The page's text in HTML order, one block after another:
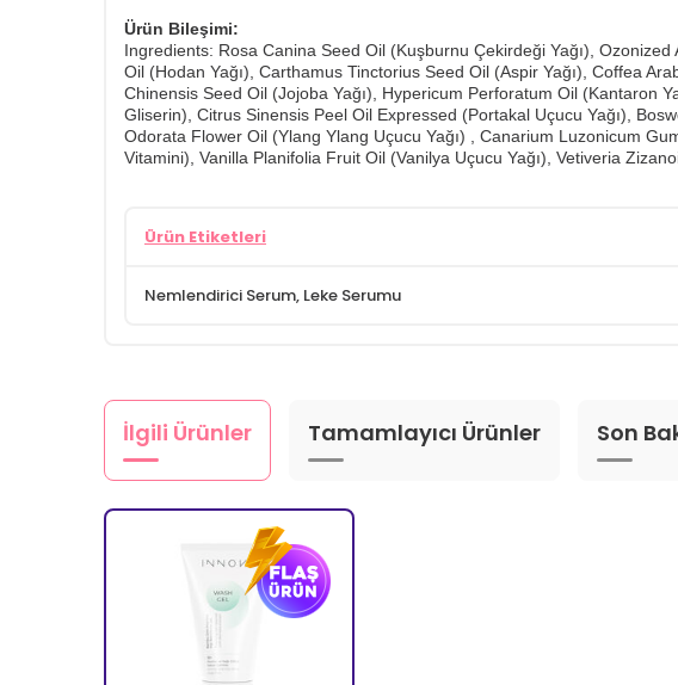
Ürün Bileşimi:
Ingredients: Rosa Canina Seed Oil (Kuşburnu Çekirdeği Yağı),
Oil (Hodan Yağı), Carthamus Tinctorius Seed Oil (Aspir Yağı), Coffea
Chinensis Seed Oil (Jojoba Yağı), Hypericum Perforatum Oil (Kantaron
Gliserin), Citrus Sinensis Peel Oil Expressed (Portakal Uçucu Yağı),
Odorata Flower Oil (Ylang Ylang Uçucu Yağı) , Canarium Luzonicum
Vitamini), Vanilla Planifolia Fruit Oil (Vanilya Uçucu Yağı), Vetiveria
Ürün Etiketleri
Nemlendirici Serum, Leke Serumu
İlgili Ürünler Tamamlayıcı Ürünler Son